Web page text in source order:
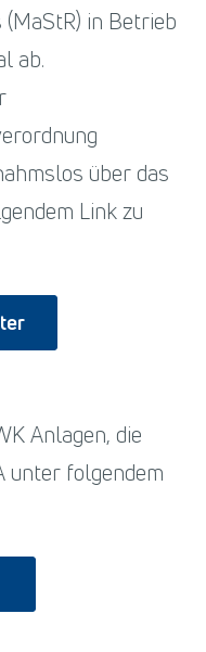
in Betrieb
ab.
über das
Link zu
Anlagen, die
unter folgendem